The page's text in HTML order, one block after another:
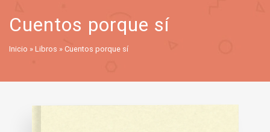
Cuentos porque sí
Inicio » Libros » Cuentos porque sí